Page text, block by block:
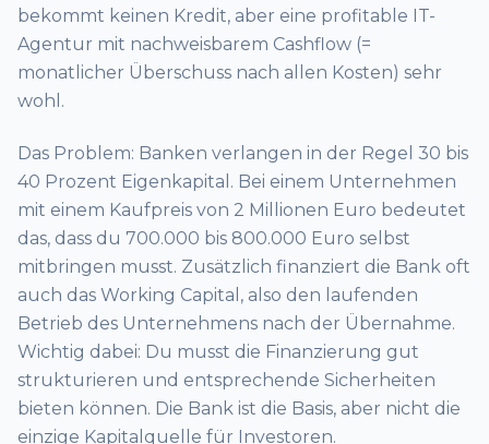
bekommt keinen Kredit, aber eine profitable IT-
Agentur mit nachweisbarem Cashflow (=
monatlicher Überschuss nach allen Kosten) sehr
wohl.
Das Problem: Banken verlangen in der Regel 30 bis
40 Prozent Eigenkapital. Bei einem Unternehmen
mit einem Kaufpreis von 2 Millionen Euro bedeutet
das, dass du 700.000 bis 800.000 Euro selbst
mitbringen musst. Zusätzlich finanziert die Bank oft
auch das Working Capital, also den laufenden
Betrieb des Unternehmens nach der Übernahme.
Wichtig dabei: Du musst die Finanzierung gut
strukturieren und entsprechende Sicherheiten
bieten können. Die Bank ist die Basis, aber nicht die
einzige Kapitalquelle für Investoren.